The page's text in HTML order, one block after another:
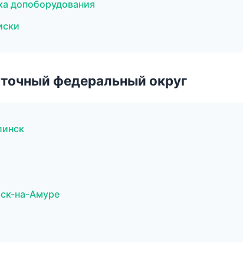
допоборудования
федеральный округ
на-Амуре